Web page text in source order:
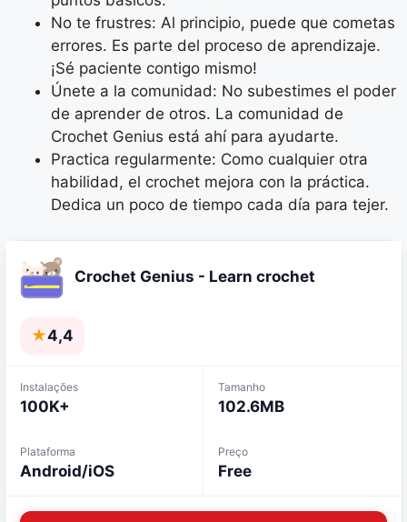
No te frustres: Al principio, puede que cometas
errores. Es parte del proceso de aprendizaje.
¡Sé paciente contigo mismo!
Únete a la comunidad: No subestimes el poder
de aprender de otros. La comunidad de
Crochet Genius está ahí para ayudarte.
Practica regularmente: Como cualquier otra
habilidad, el crochet mejora con la práctica.
Dedica un poco de tiempo cada día para tejer.
Crochet Genius - Learn crochet
★4,4
Instalações
100K+
Tamanho
102.6MB
Plataforma
Android/iOS
Preço
Free